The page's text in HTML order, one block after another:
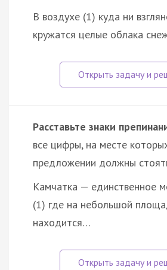
В воздухе (1) куда ни
кружатся целые облака
Расставьте знаки
все цифры, на месте
предложении должны
Камчатка — единственное
(1) где на небольшой
находится…